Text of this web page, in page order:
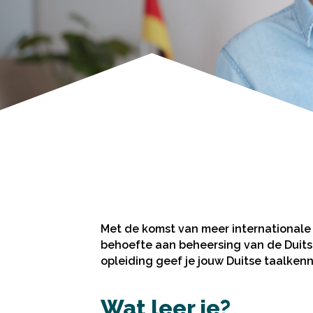
Met de komst van meer
behoefte aan beheersing van de
opleiding geef je jouw Duitse
Wat leer je?